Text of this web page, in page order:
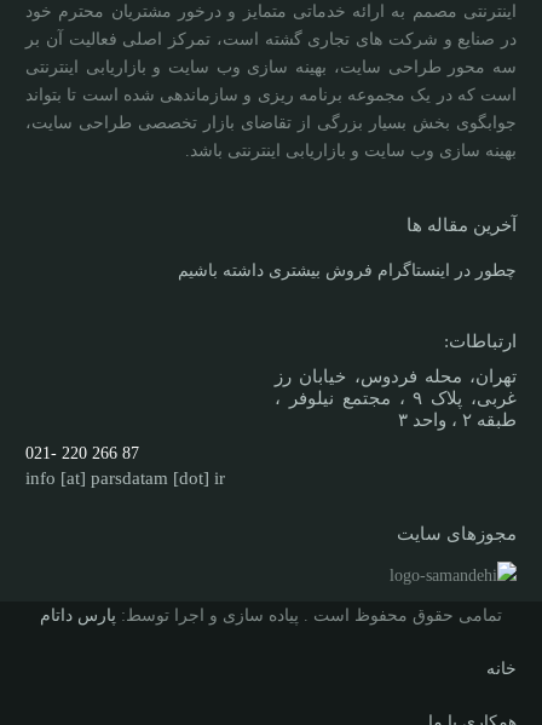
اینترنتی مصمم به ارائه خدماتی متمایز و درخور مشتریان محترم خود
در صنایع و شرکت های تجاری گشته است، تمرکز اصلی فعالیت آن بر
سه محور طراحی سایت، بهینه سازی وب سایت و بازاریابی اینترنتی
است که در یک مجموعه برنامه ریزی و سازماندهی شده است تا بتواند
جوابگوی بخش بسیار بزرگی از تقاضای بازار تخصصی طراحی سایت،
بهینه سازی وب سایت و بازاریابی اینترنتی باشد.
آخرین مقاله ها
چطور در اینستاگرام فروش بیشتری داشته باشیم
ارتباطات:
تهران، محله فردوس، خیابان رز
غربی، پلاک ۹ ، مجتمع نیلوفر ،
طبقه ۲ ، واحد ۳
87 266 220 -021
info [at] parsdatam [dot] ir
مجوزهای سایت
تمامی حقوق محفوظ است . پیاده سازی و اجرا توسط: پارس داتام
خانه